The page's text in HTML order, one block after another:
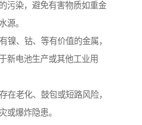
污染，避免有害物质如重金
源。
镍、钴、等有价值的金属，
新电池生产或其他工业用
在老化、鼓包或短路风险，
或爆炸隐患。